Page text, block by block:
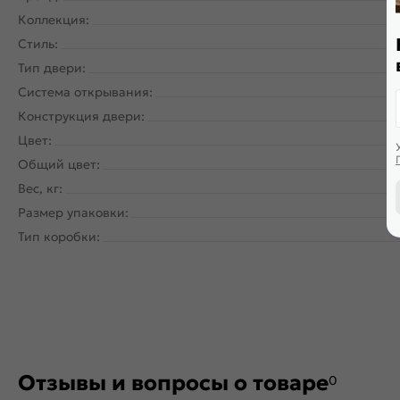
Коллекция:
Стиль:
Тип двери:
Система открывания:
Конструкция двери:
Цвет:
Общий цвет:
Вес, кг:
Размер упаковки:
Тип коробки:
Отзывы и вопросы о товаре0